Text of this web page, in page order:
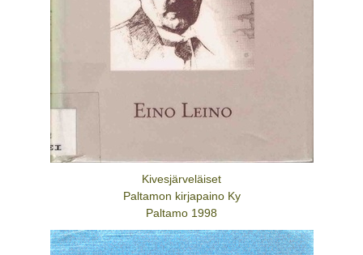
Kivesjärveläiset
Paltamon kirjapaino Ky
Paltamo 1998